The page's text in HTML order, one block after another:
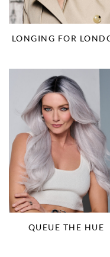
LONGING FOR
QUEUE THE HUE